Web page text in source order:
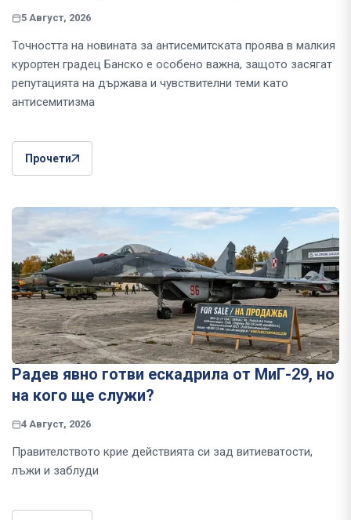
5 Август, 2026
Точността на новината за антисемитската проява в малкия
курортен градец Банско е особено важна, защото засягат
репутацията на държава и чувствителни теми като
антисемитизма
Прочети
Радев явно готви ескадрила от МиГ-29, но
на кого ще служи?
4 Август, 2026
Правителството крие действията си зад витиеватости,
лъжи и заблуди